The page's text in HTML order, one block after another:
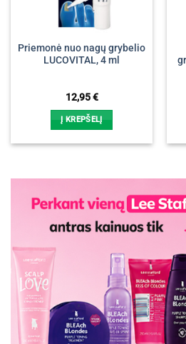
Priemonė nuo nagų grybelio
LUCOVITAL, 4 ml
12,95€
Į KREPŠELĮ